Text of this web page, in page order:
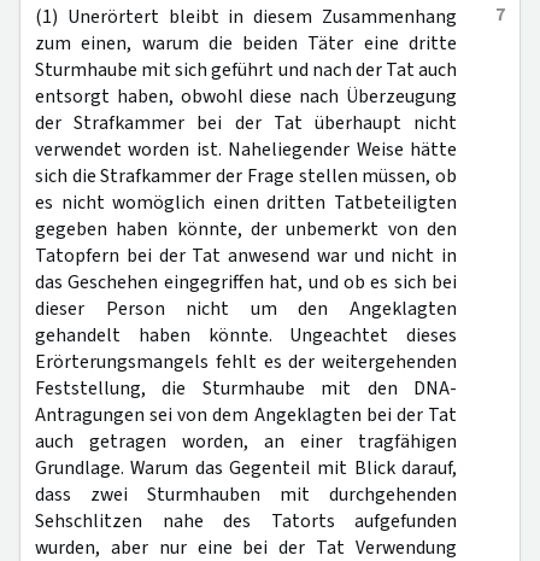
7
(1) Unerörtert bleibt in diesem Zusammenhang
zum einen, warum die beiden Täter eine dritte
Sturmhaube mit sich geführt und nach der Tat auch
entsorgt haben, obwohl diese nach Überzeugung
der Strafkammer bei der Tat überhaupt nicht
verwendet worden ist. Naheliegender Weise hätte
sich die Strafkammer der Frage stellen müssen, ob
es nicht womöglich einen dritten Tatbeteiligten
gegeben haben könnte, der unbemerkt von den
Tatopfern bei der Tat anwesend war und nicht in
das Geschehen eingegriffen hat, und ob es sich bei
dieser Person nicht um den Angeklagten
gehandelt haben könnte. Ungeachtet dieses
Erörterungsmangels fehlt es der weitergehenden
Feststellung, die Sturmhaube mit den DNA-
Antragungen sei von dem Angeklagten bei der Tat
auch getragen worden, an einer tragfähigen
Grundlage. Warum das Gegenteil mit Blick darauf,
dass zwei Sturmhauben mit durchgehenden
Sehschlitzen nahe des Tatorts aufgefunden
wurden, aber nur eine bei der Tat Verwendung